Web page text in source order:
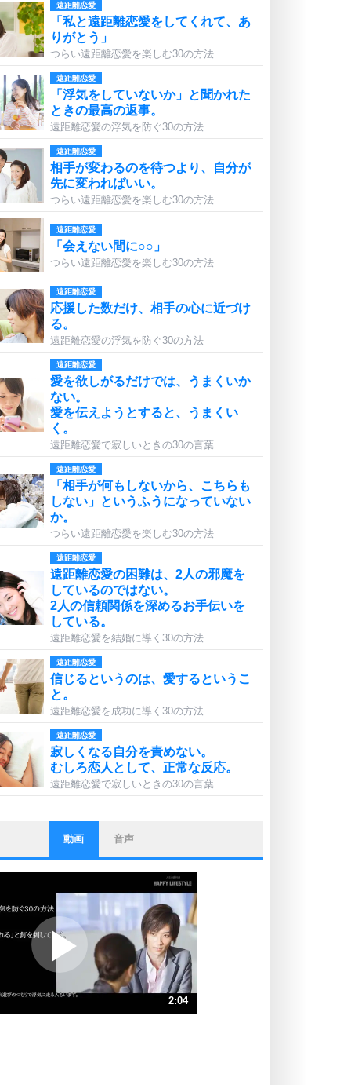
遠距離恋愛
「私と遠距離恋愛をしてくれて、あ
りがとう」
つらい遠距離恋愛を楽しむ30の方法
遠距離恋愛
「浮気をしていないか」と聞かれた
ときの最高の返事。
遠距離恋愛の浮気を防ぐ30の方法
遠距離恋愛
相手が変わるのを待つより、自分が
先に変わればいい。
つらい遠距離恋愛を楽しむ30の方法
遠距離恋愛
「会えない間に○○」
つらい遠距離恋愛を楽しむ30の方法
遠距離恋愛
応援した数だけ、相手の心に近づけ
る。
遠距離恋愛の浮気を防ぐ30の方法
遠距離恋愛
愛を欲しがるだけでは、うまくいか
ない。
愛を伝えようとすると、うまくい
く。
遠距離恋愛で寂しいときの30の言葉
遠距離恋愛
「相手が何もしないから、こちらも
しない」というふうになっていない
か。
つらい遠距離恋愛を楽しむ30の方法
遠距離恋愛
遠距離恋愛の困難は、2人の邪魔を
しているのではない。
2人の信頼関係を深めるお手伝いを
している。
遠距離恋愛を結婚に導く30の方法
遠距離恋愛
信じるというのは、愛するというこ
と。
遠距離恋愛を成功に導く30の方法
遠距離恋愛
寂しくなる自分を責めない。
むしろ恋人として、正常な反応。
遠距離恋愛で寂しいときの30の言葉
ストレス対策
他人と比べない。
いっそのこと、他人を見ない。
いらいらしない人になる30の方法
プラス思考
ポジティブになれない原因は、行動
しないから。
ポジティブ思考になる30の方法
ストレス対策
動画 音声
2:04